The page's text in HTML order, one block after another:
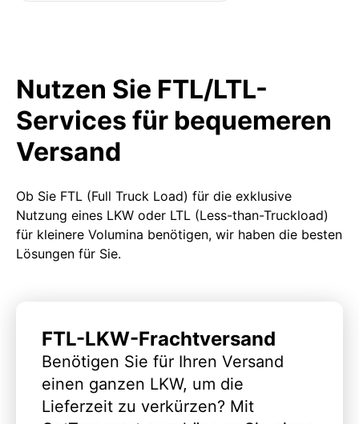
Nutzen Sie FTL/LTL-
Services für bequemeren
Versand
Ob Sie FTL (Full Truck Load) für die exklusive
Nutzung eines LKW oder LTL (Less-than-Truckload)
für kleinere Volumina benötigen, wir haben die besten
Lösungen für Sie.
FTL-LKW-Frachtversand
Benötigen Sie für Ihren Versand
einen ganzen LKW, um die
Lieferzeit zu verkürzen? Mit